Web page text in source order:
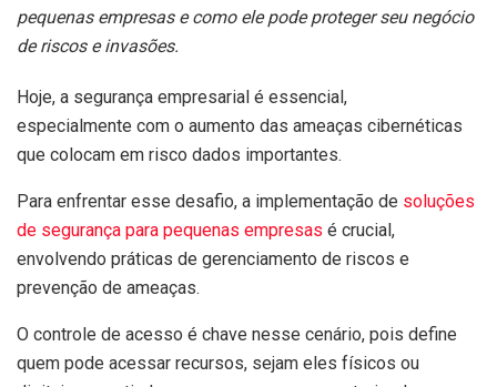
pequenas empresas e como ele pode proteger seu negócio
de riscos e invasões.
Hoje, a segurança empresarial é essencial,
especialmente com o aumento das ameaças cibernéticas
que colocam em risco dados importantes.
Para enfrentar esse desafio, a implementação de soluções
de segurança para pequenas empresas é crucial,
envolvendo práticas de gerenciamento de riscos e
prevenção de ameaças.
O controle de acesso é chave nesse cenário, pois define
quem pode acessar recursos, sejam eles físicos ou